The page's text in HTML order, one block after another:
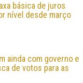
básica de juros
nível desde março
ainda com governo e
de votos para as